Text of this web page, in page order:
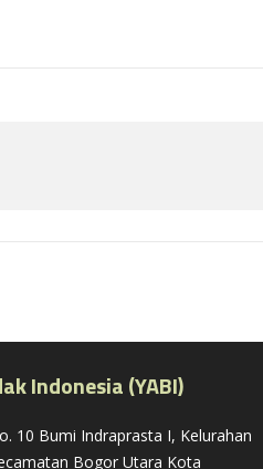
Indonesia (YABI)
10 Bumi Indraprasta I, Kelurahan
Bogor Utara Kota